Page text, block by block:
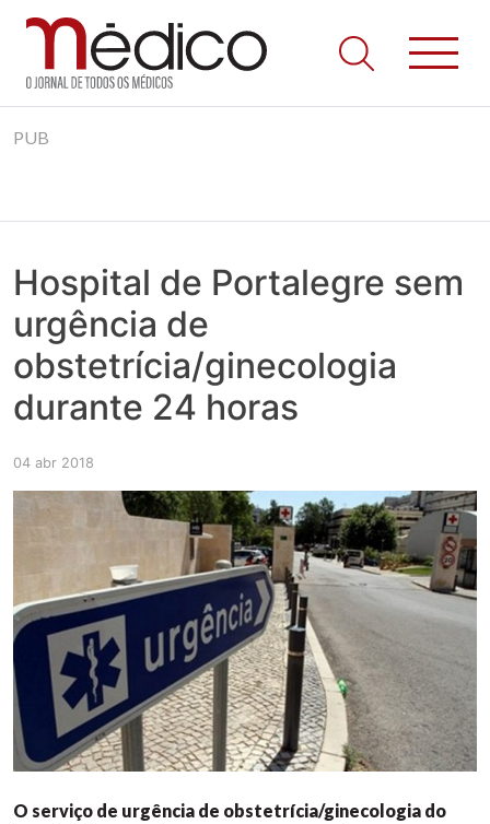
to
Jornal Médico
Médico – O Jornal de Todos os Médicos. Onde as notícias
realmente contam! Tudo o que se passa na Saúde!
PUB
Hospital de Portalegre sem
urgência de
obstetrícia/ginecologia
durante 24 horas
04 abr 2018
O serviço de urgência de obstetrícia/ginecologia do